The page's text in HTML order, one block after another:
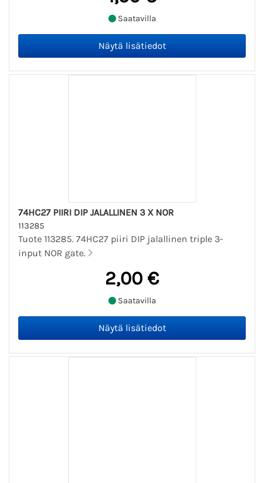
Saatavilla
74HC27 PIIRI DIP JALALLINEN 3 X NOR
113285
Tuote 113285. 74HC27 piiri DIP jalallinen triple 3-
input NOR gate.
2,00 €
Saatavilla